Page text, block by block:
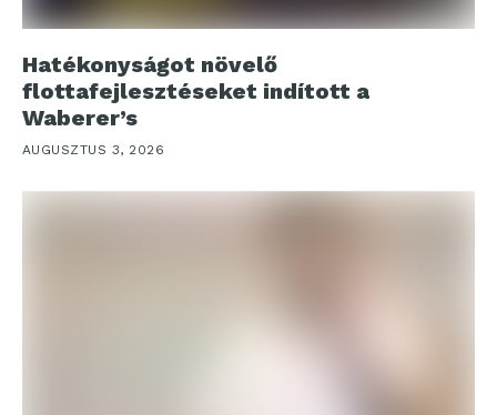
Hatékonyságot növelő
flottafejlesztéseket indított a
Waberer’s
AUGUSZTUS 3, 2026